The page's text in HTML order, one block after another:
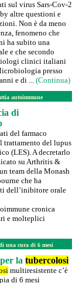
sul virus Sars-Cov-2
altre questioni e
Non è da meno
fenomeno che
ha subito una
e che secondo
clinici italiani
presso
e di ... (Continua)
autoimmune
di
del farmaco
trattamento del lupus
(LES). A decretarlo
su Arthritis &
team della Monash
che ha
dell’inibitore orale
cronica
e molteplici
una cura di 6 mesi
la tubercolosi
multiresistente c’è
di 6 mesi